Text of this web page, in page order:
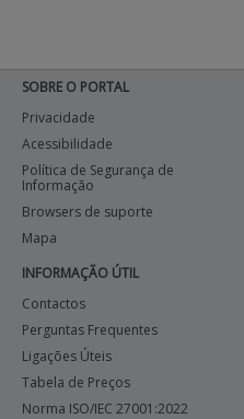
SOBRE O PORTAL
Privacidade
Acessibilidade
Política de Segurança de
Informação
Browsers de suporte
Mapa
INFORMAÇÃO ÚTIL
Contactos
Perguntas Frequentes
Ligações Úteis
Tabela de Preços
Norma ISO/IEC 27001:2022